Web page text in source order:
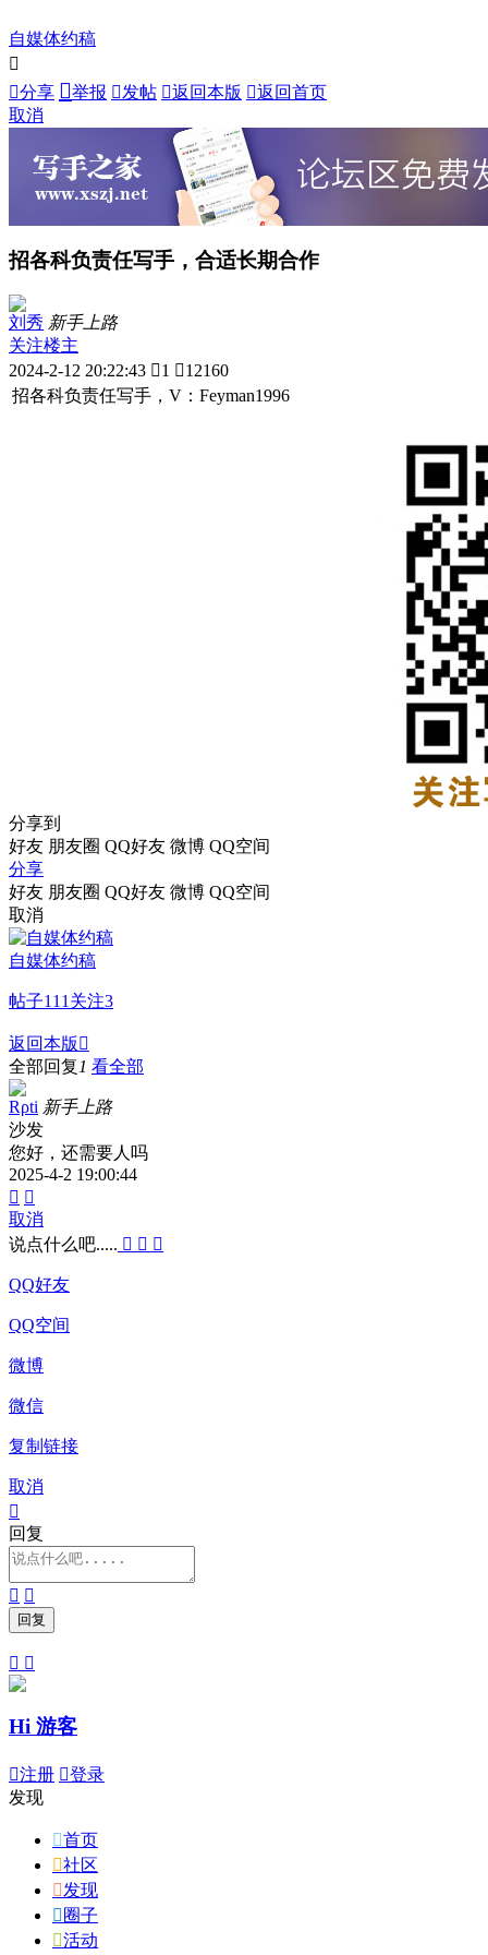
自媒体约稿

分享 举报 发帖 返回本版 返回首页
取消
招各科负责任写手，合适长期合作
刘秀 新手上路
关注楼主
2024-2-12 20:22:43 1 12160
招各科负责任写手，V：Feyman1996
分享到
好友 朋友圈 QQ好友 微博 QQ空间
分享
好友 朋友圈 QQ好友 微博 QQ空间
取消
自媒体约稿
帖子111关注3
返回本版 
全部回复1 看全部
Rρti 新手上路
沙发
您好，还需要人吗
2025-4-2 19:00:44
 
取消
说点什么吧.....   
QQ好友
QQ空间
微博
微信
复制链接
取消

回复
 
 
Hi 游客
注册 登录
发现
首页
社区
发现
 圈子
活动